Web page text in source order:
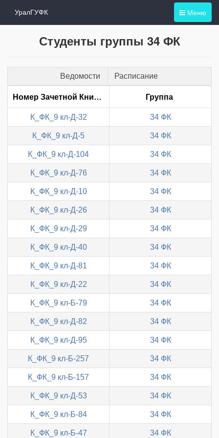
Меню
УралГУФК
Студенты группы 34 ФК
Ведомости Расписание
Номер Зачетной Книжки Группа
К_ФК_9 кл-Д-32 34 ФК
К_ФК_9 кл-Д-5 34 ФК
К_ФК_9 кл-Д-104 34 ФК
К_ФК_9 кл-Д-76 34 ФК
К_ФК_9 кл-Д-10 34 ФК
К_ФК_9 кл-Д-26 34 ФК
К_ФК_9 кл-Д-29 34 ФК
К_ФК_9 кл-Д-40 34 ФК
К_ФК_9 кл-Д-81 34 ФК
К_ФК_9 кл-Д-22 34 ФК
К_ФК_9 кл-Б-79 34 ФК
К_ФК_9 кл-Д-82 34 ФК
К_ФК_9 кл-Д-95 34 ФК
К_ФК_9 кл-Б-257 34 ФК
К_ФК_9 кл-Б-157 34 ФК
К_ФК_9 кл-Д-53 34 ФК
К_ФК_9 кл-Б-84 34 ФК
К_ФК_9 кл-Б-47 34 ФК